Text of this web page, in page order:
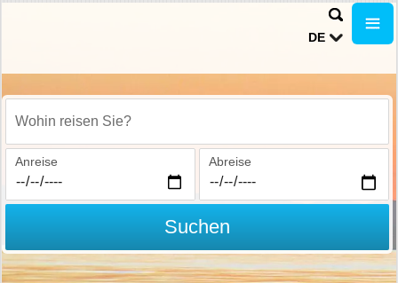
DE
Wohin reisen Sie?
Anreise Abreise
Suchen